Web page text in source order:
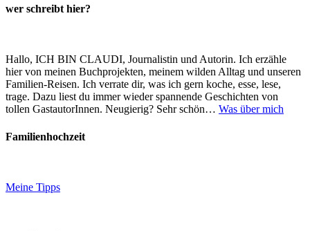
wer schreibt hier?
Hallo, ICH BIN CLAUDI, Journalistin und Autorin. Ich erzähle
hier von meinen Buchprojekten, meinem wilden Alltag und unseren
Familien-Reisen. Ich verrate dir, was ich gern koche, esse, lese,
trage. Dazu liest du immer wieder spannende Geschichten von
tollen GastautorInnen. Neugierig? Sehr schön… Was über mich
Familienhochzeit
Meine Tipps